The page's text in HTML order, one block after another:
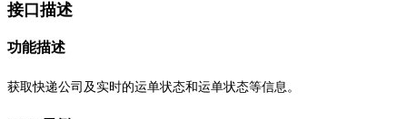
接口描述
功能描述
获取快递公司及实时的运单状态和运单状态等信息。